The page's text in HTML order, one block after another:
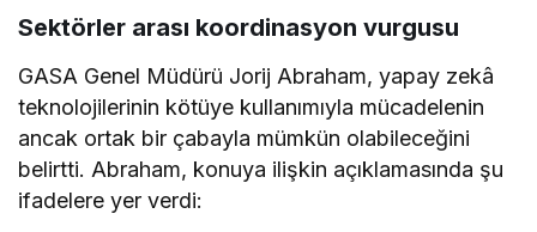
Sektörler arası koordinasyon vurgusu
GASA Genel Müdürü Jorij Abraham, yapay zekâ
teknolojilerinin kötüye kullanımıyla mücadelenin
ancak ortak bir çabayla mümkün olabileceğini
belirtti. Abraham, konuya ilişkin açıklamasında şu
ifadelere yer verdi: